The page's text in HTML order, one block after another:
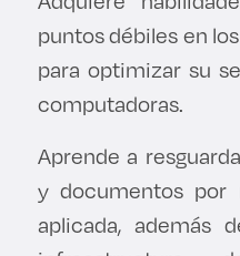
Derecho
Prepa ITESO
Sustentabilidad
puntos débiles en
para optimizar su
computadoras.
Aprende a
y documentos por
aplicada, además